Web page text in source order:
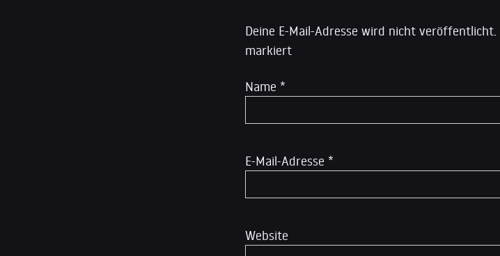
Deine E-Mail-Adresse wird nicht veröffentlicht.
markiert
Name *
E-Mail-Adresse *
Website